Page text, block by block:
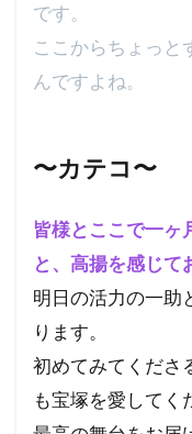
です。
ここからちょっと
んですよね。
〜カテコ〜
皆様とここで一ヶ
と、高揚を感じて
明日の活力の一助
ります。
初めてみてくださ
も宝塚を愛してく